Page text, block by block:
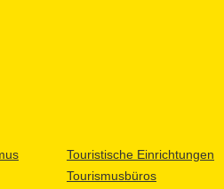
Touristische Einrichtungen
Tourismusbüros